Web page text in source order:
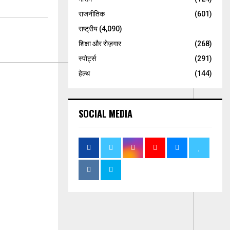
राजनीतिक
(601)
राष्ट्रीय (4,090)
शिक्षा और रोज़गार
(268)
स्पोर्ट्स
(291)
हेल्थ
(144)
SOCIAL MEDIA